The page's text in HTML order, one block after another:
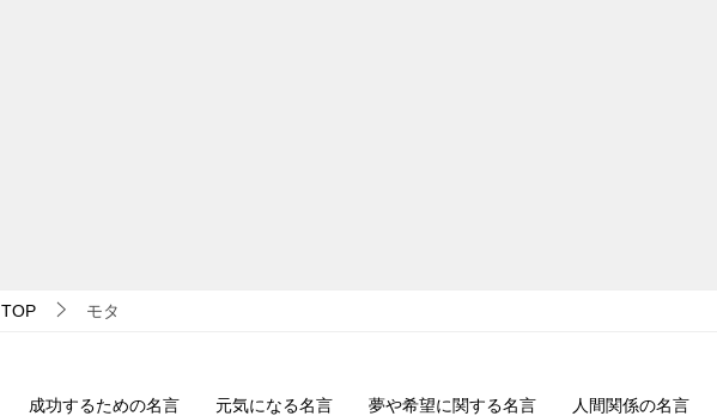
TOP モタ
成功するための名言 元気になる名言 夢や希望に関する名言 人間関係の名言